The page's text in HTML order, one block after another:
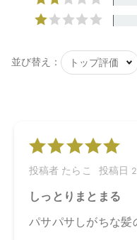
●定期便のスキップ・解約
回目のお届けが完了するま
約は不可となります。
●定期便ご購入の前に注意事